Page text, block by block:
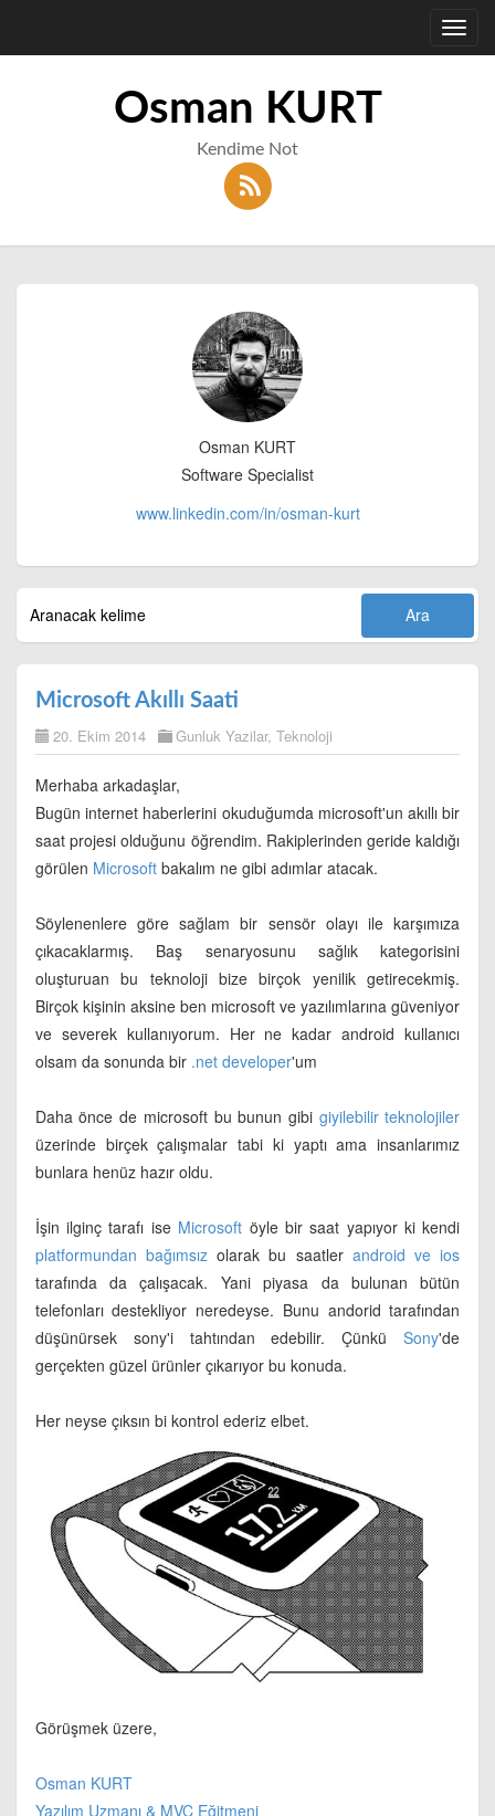
Osman KURT
Kendime Not
Osman KURT
Software Specialist
www.linkedin.com/in/osman-kurt
Microsoft Akıllı Saati
20. Ekim 2014 Gunluk Yazilar, Teknoloji
Merhaba arkadaşlar,
Bugün internet haberlerini okuduğumda microsoft'un akıllı bir
saat projesi olduğunu öğrendim. Rakiplerinden geride kaldığı
görülen Microsoft bakalım ne gibi adımlar atacak.
Söylenenlere göre sağlam bir sensör olayı ile karşımıza
çıkacaklarmış. Baş senaryosunu sağlık kategorisini
oluşturuan bu teknoloji bize birçok yenilik getirecekmiş.
Birçok kişinin aksine ben microsoft ve yazılımlarına güveniyor
ve severek kullanıyorum. Her ne kadar android kullanıcı
olsam da sonunda bir .net developer'um
Daha önce de microsoft bu bunun gibi giyilebilir teknolojiler
üzerinde birçek çalışmalar tabi ki yaptı ama insanlarımız
bunlara henüz hazır oldu.
İşin ilginç tarafı ise Microsoft öyle bir saat yapıyor ki kendi
platformundan bağımsızolarak bu saatler android ve ios
tarafında da çalışacak. Yani piyasa da bulunan bütün
telefonları destekliyor neredeyse. Bunu andorid tarafından
düşünürsek sony'i tahtından edebilir. ÇünküSony'de
gerçekten güzel ürünler çıkarıyor bu konuda.
Her neyse çıksın bi kontrol ederiz elbet.
Görüşmek üzere,
Osman KURT
Yazılım Uzmanı & MVC Eğitmeni